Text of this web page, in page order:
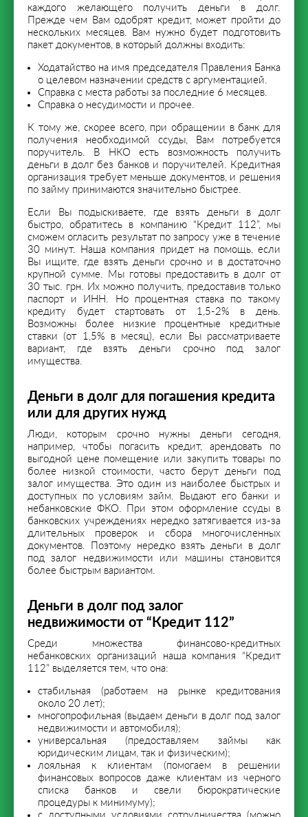
каждого желающего получить деньги в долг.
Прежде чем Вам одобрят кредит, может пройти до
нескольких месяцев. Вам нужно будет подготовить
пакет документов, в который должны входить:
Ходатайство на имя председателя Правления Банка
о целевом назначении средств с аргументацией.
Справка с места работы за последние 6 месяцев.
Справка о несудимости и прочее.
К тому же, скорее всего, при обращении в банк для
получения необходимой ссуды, Вам потребуется
поручитель. В НКО есть возможность получить
деньги в долг без банков и поручителей. Кредитная
организация требует меньше документов, и решения
по займу принимаются значительно быстрее.
Если Вы подыскиваете, где взять деньги в долг
быстро, обратитесь в компанию “Кредит 112”, мы
сможем огласить результат по запросу уже в течение
30 минут. Наша компания придет на помощь, если
Вы ищите, где взять деньги срочно и в достаточно
крупной сумме. Мы готовы предоставить в долг от
30 тыс. грн. Их можно получить, предоставив только
паспорт и ИНН. Но процентная ставка по такому
кредиту будет стартовать от 1,5-2% в день.
Возможны более низкие процентные кредитные
ставки (от 1,5% в месяц), если Вы рассматриваете
вариант, где взять деньги срочно под залог
имущества.
Деньги в долг для погашения кредита
или для других нужд
Люди, которым срочно нужны деньги сегодня,
например, чтобы погасить кредит, арендовать по
выгодной цене помещение или закупить товары по
более низкой стоимости, часто берут деньги под
залог имущества. Это один из наиболее быстрых и
доступных по условиям займ. Выдают его банки и
небанковские ФКО. При этом оформление ссуды в
банковских учреждениях нередко затягивается из-за
длительных проверок и сбора многочисленных
документов. Поэтому нередко взять деньги в долг
под залог недвижимости или машины становится
более быстрым вариантом.
Деньги в долг под залог
недвижимости от “Кредит 112”
Среди множества финансово-кредитных
небанковских организаций наша компания “Кредит
112” выделяется тем, что она:
стабильная (работаем на рынке кредитования
около 20 лет);
многопрофильная (выдаем деньги в долг под залог
недвижимости и автомобиля);
универсальная (предоставляем займы как
юридическим лицам, так и физическим);
лояльная к клиентам (помогаем в решении
финансовых вопросов даже клиентам из черного
списка банков и свели бюрократические
процедуры к минимуму);